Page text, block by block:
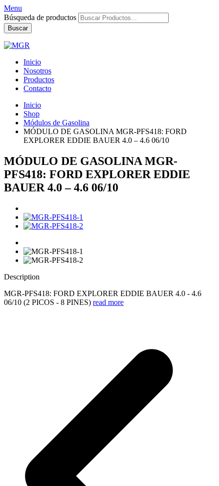
Menu
Búsqueda de productos
Buscar
Inicio
Nosotros
Productos
Contacto
Inicio
Shop
Módulos de Gasolina
MÓDULO DE GASOLINA MGR-PFS418: FORD
EXPLORER EDDIE BAUER 4.0 – 4.6 06/10
MÓDULO DE GASOLINA MGR-
PFS418: FORD EXPLORER EDDIE
BAUER 4.0 – 4.6 06/10
Description
MGR-PFS418: FORD EXPLORER EDDIE BAUER 4.0 - 4.6
06/10 (2 PICOS - 8 PINES) read more